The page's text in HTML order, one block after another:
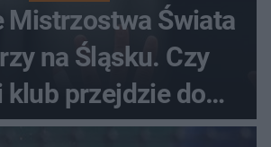
Mistrzostwa Świata
na Śląsku. Czy
klub przejdzie do
historii